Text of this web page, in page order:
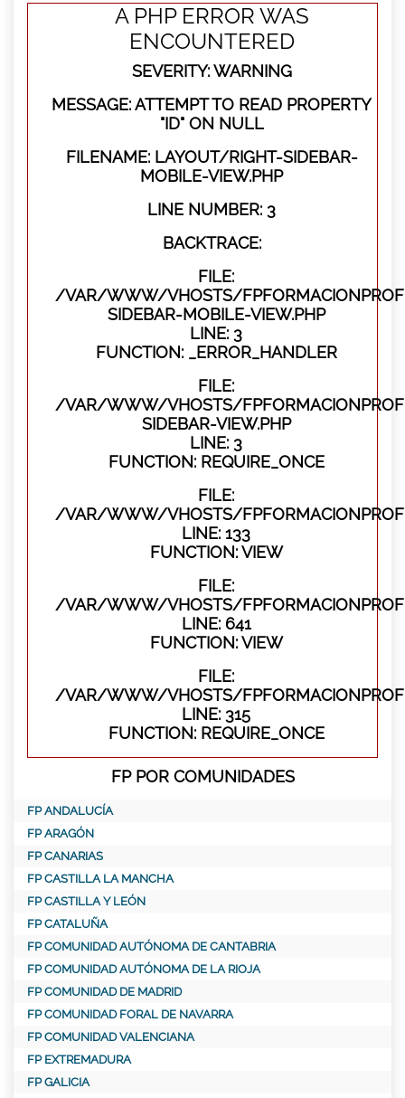
A PHP ERROR WAS
ENCOUNTERED
SEVERITY: WARNING
MESSAGE: ATTEMPT TO READ PROPERTY
"ID" ON NULL
FILENAME: LAYOUT/RIGHT-SIDEBAR-
MOBILE-VIEW.PHP
LINE NUMBER: 3
BACKTRACE:
FILE:
/VAR/WWW/VHOSTS/
SIDEBAR-MOBILE-VIEW.PHP
LINE: 3
FUNCTION: _ERROR_HANDLER
FILE:
/VAR/WWW/VHOSTS/
SIDEBAR-VIEW.PHP
LINE: 3
FUNCTION: REQUIRE_ONCE
FILE:
/VAR/WWW/VHOSTS/
LINE: 133
FUNCTION: VIEW
FILE:
/VAR/WWW/VHOSTS/
LINE: 641
FUNCTION: VIEW
FILE:
/VAR/WWW/VHOSTS/
LINE: 315
FUNCTION: REQUIRE_ONCE
FP POR COMUNIDADES
FP ANDALUCÍA
FP ARAGÓN
FP CANARIAS
FP CASTILLA LA MANCHA
FP CASTILLA Y LEÓN
FP CATALUÑA
FP COMUNIDAD AUTÓNOMA DE CANTABRIA
FP COMUNIDAD AUTÓNOMA DE LA RIOJA
FP COMUNIDAD DE MADRID
FP COMUNIDAD FORAL DE NAVARRA
FP COMUNIDAD VALENCIANA
FP EXTREMADURA
FP GALICIA